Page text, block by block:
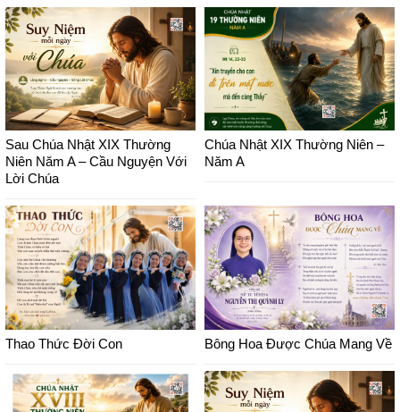
Sau Chúa Nhật XIX Thường
Niên Năm A – Cầu Nguyện Với
Lời Chúa
Chúa Nhật XIX Thường Niên –
Năm A
Thao Thức Đời Con Bông Hoa Được Chúa Mang Về